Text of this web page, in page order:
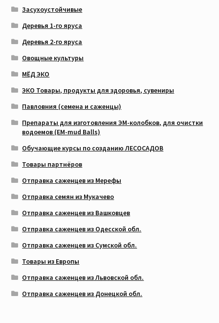
Засухоустойчивые
Деревья 1-го яруса
Деревья 2-го яруса
Овощные культуры
МЁД ЭКО
ЭКО Товары, продукты для здоровья, сувениры
Павловния (семена и саженцы)
Препараты для изготовления ЭМ-колобков, для очистки
водоемов (EM-mud Balls)
Обучающие курсы по созданию ЛЕСОСАДОВ
Товары партнёров
Отправка саженцев из Мерефы
Отправка семян из Мукачево
Отправка саженцев из Вашковцев
Отправка саженцев из Одесской обл.
Отправка саженцев из Сумской обл.
Товары из Европы
Отправка саженцев из Львовской обл.
Отправка саженцев из Донецкой обл.